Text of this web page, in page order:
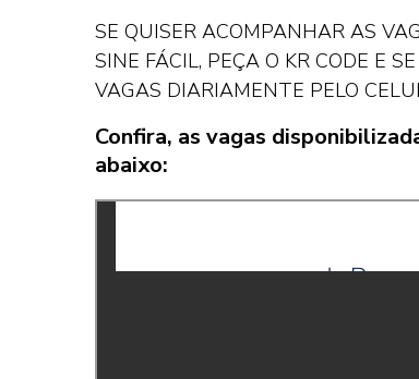
SE QUISER ACOMPANHAR AS
SINE FÁCIL, PEÇA O KR CODE E
VAGAS DIARIAMENTE PELO
Confira, as vagas
abaixo: